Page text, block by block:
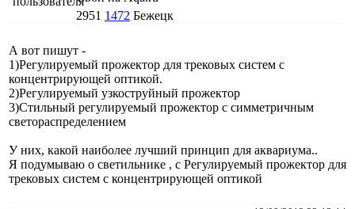
2951 1472 Бежецк
А вот пишут -
1)Регулируемый прожектор для трековых систем с
концентрирующей оптикой.
2)Регулируемый узкоструйный прожектор
3)Стильный регулируемый прожектор с симметричным
светораспределением
У них, какой наиболее лучший принцип для аквариума..
Я подумываю о светильнике , с Регулируемый прожектор для
трековых систем с концентрирующей оптикой